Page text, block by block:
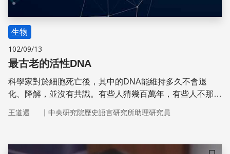
生物
102/09/13
最古老的活性DNA
科學家對於細胞死亡後，其中的DNA能維持多久不會退
化、降解，並沒有共識。有些人猜幾百萬年，有些人不那麼
王道還 ｜ 中央研究院歷史語言研究所助理研究員